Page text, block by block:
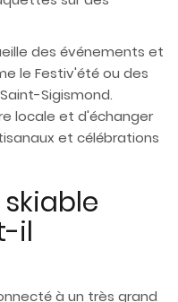
des événements et
le Festiv'été ou des
Sigismond.
locale et d'échanger
et célébrations
il
à un très grand